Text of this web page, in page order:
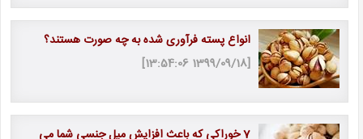
انواع پسته فرآوری ‌شده به چه صورت هستند؟
[1399/09/18 13:54:06]
7 خوراکی که باعث افزایش میل جنسی شما می